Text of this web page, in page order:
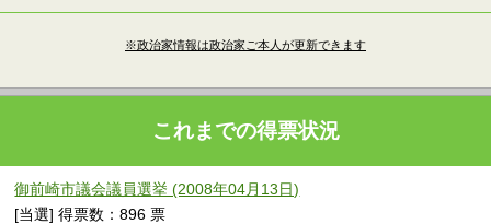
※政治家情報は政治家ご本人が更新できます
これまでの得票状況
御前崎市議会議員選挙 (2008年04月13日)
[当選] 得票数：896 票